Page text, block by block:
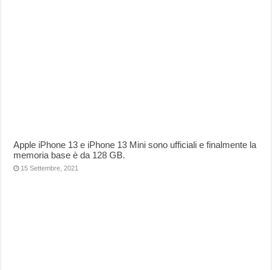
Apple iPhone 13 e iPhone 13 Mini sono ufficiali e finalmente la
memoria base è da 128 GB.
15 Settembre, 2021